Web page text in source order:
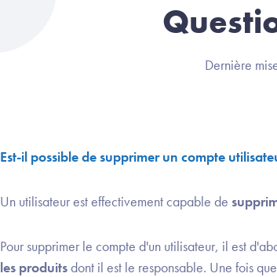
Dernière
Est-il possible de supprimer un compte
Un utilisateur est effectivement capable de
Pour supprimer le compte d'un utilisateur, il est
les produitsdont il est le responsable. Une fois